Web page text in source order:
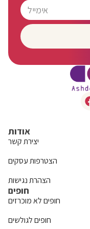
אודות
יצירת קשר
הצטרפות עסקים
הצהרת נגישות
חופים
חופים לא מוכרזים
חופים לגולשים